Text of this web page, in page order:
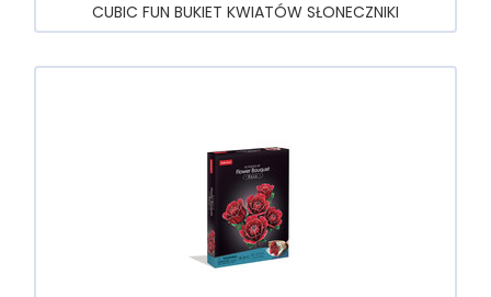
CUBIC FUN BUKIET KWIATÓW SŁONECZNIKI